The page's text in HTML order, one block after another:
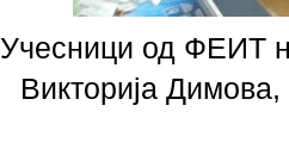
Учесници од ФЕИТ
Викторија